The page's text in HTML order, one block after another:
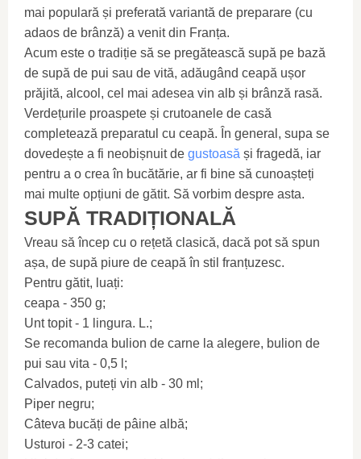
mai populară și preferată variantă de preparare (cu
adaos de brânză) a venit din Franța.
Acum este o tradiție să se pregătească supă pe bază
de supă de pui sau de vită, adăugând ceapă ușor
prăjită, alcool, cel mai adesea vin alb și brânză rasă.
Verdețurile proaspete și crutoanele de casă
completează preparatul cu ceapă. În general, supa se
dovedește a fi neobișnuit de gustoasă și fragedă, iar
pentru a o crea în bucătărie, ar fi bine să cunoașteți
mai multe opțiuni de gătit. Să vorbim despre asta.
SUPĂ TRADIȚIONALĂ
Vreau să încep cu o rețetă clasică, dacă pot să spun
așa, de supă piure de ceapă în stil franțuzesc.
Pentru gătit, luați:
ceapa - 350 g;
Unt topit - 1 lingura. L.;
Se recomanda bulion de carne la alegere, bulion de
pui sau vita - 0,5 l;
Calvados, puteți vin alb - 30 ml;
Piper negru;
Câteva bucăți de pâine albă;
Usturoi - 2-3 catei;